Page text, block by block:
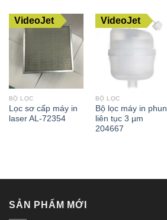
VideoJet
BỘ LỌC
Lọc sơ cấp máy in
laser AL-72354
VideoJet
BỘ LỌC
Bộ lọc máy in phun
liên tục 3 µm
204667
SẢN PHẨM MỚI